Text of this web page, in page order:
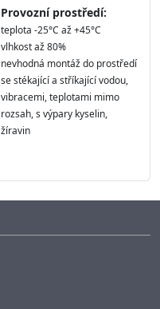
Provozní prostředí:
teplota -25°C až +45°C
vlhkost až 80%
nevhodná montáž do prostředí
se stékající a stříkající vodou,
vibracemi, teplotami mimo
rozsah, s výpary kyselin,
žíravin